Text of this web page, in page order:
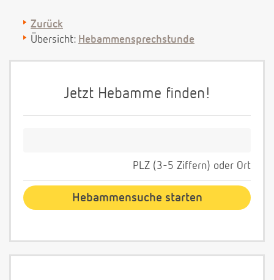
Zurück
Übersicht: Hebammensprechstunde
Jetzt Hebamme finden!
PLZ (3-5 Ziffern) oder Ort